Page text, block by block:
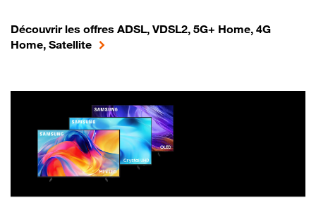
Découvrir les offres ADSL, VDSL2, 5G+ Home, 4G
Home, Satellite